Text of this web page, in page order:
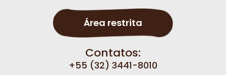
Área restrita
Contatos:
+55 (32) 3441-8010